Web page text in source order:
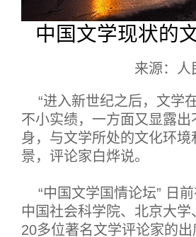
中国文学现状的
来源：
“进入新世纪之后，文学
不小实绩，一方面又显露
身，与文学所处的文化环
景，评论家白烨说。
“中国文学国情论坛” 日
中国社会科学院、北京大
20多位著名文学评论家的